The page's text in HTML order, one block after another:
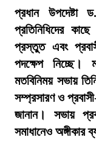
প্রধান উপদেষ্টা
প্রতিনিধিদের
প্রস্তুত এবং
পদক্ষেপ নিচ্ছে।
মতবিনিময় সভায়
সম্প্রসারণ ও
জানান। সভায়
সমাধানেও অঙ্গীকার